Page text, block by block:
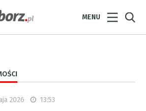
MENU
2026 13:53